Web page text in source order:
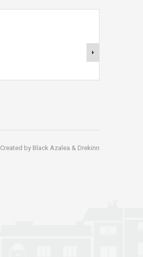
Created by Black Azalea & Drekinn